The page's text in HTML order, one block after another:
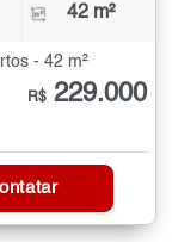
42 m²
- 42 m²
R$ 229.000